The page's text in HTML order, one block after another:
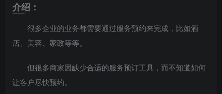
介绍：
很多企业的业务都需要通过服务预约来完成，比如酒
店、美容、家政等等。
但很多商家因缺少合适的服务预订工具，而不知道如何
让客户尽快预约。